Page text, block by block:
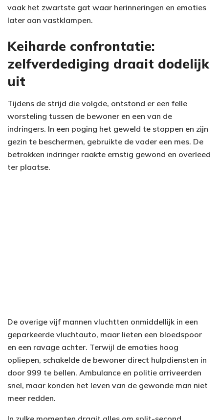
vaak het zwartste gat waar herinneringen en emoties
later aan vastklampen.
Keiharde confrontatie:
zelfverdediging draait dodelijk
uit
Tijdens de strijd die volgde, ontstond er een felle
worsteling tussen de bewoner en een van de
indringers. In een poging het geweld te stoppen en zijn
gezin te beschermen, gebruikte de vader een mes. De
betrokken indringer raakte ernstig gewond en overleed
ter plaatse.
De overige vijf mannen vluchtten onmiddellijk in een
geparkeerde vluchtauto, maar lieten een bloedspoor
en een ravage achter. Terwijl de emoties hoog
opliepen, schakelde de bewoner direct hulpdiensten in
door 999 te bellen. Ambulance en politie arriveerden
snel, maar konden het leven van de gewonde man niet
meer redden.